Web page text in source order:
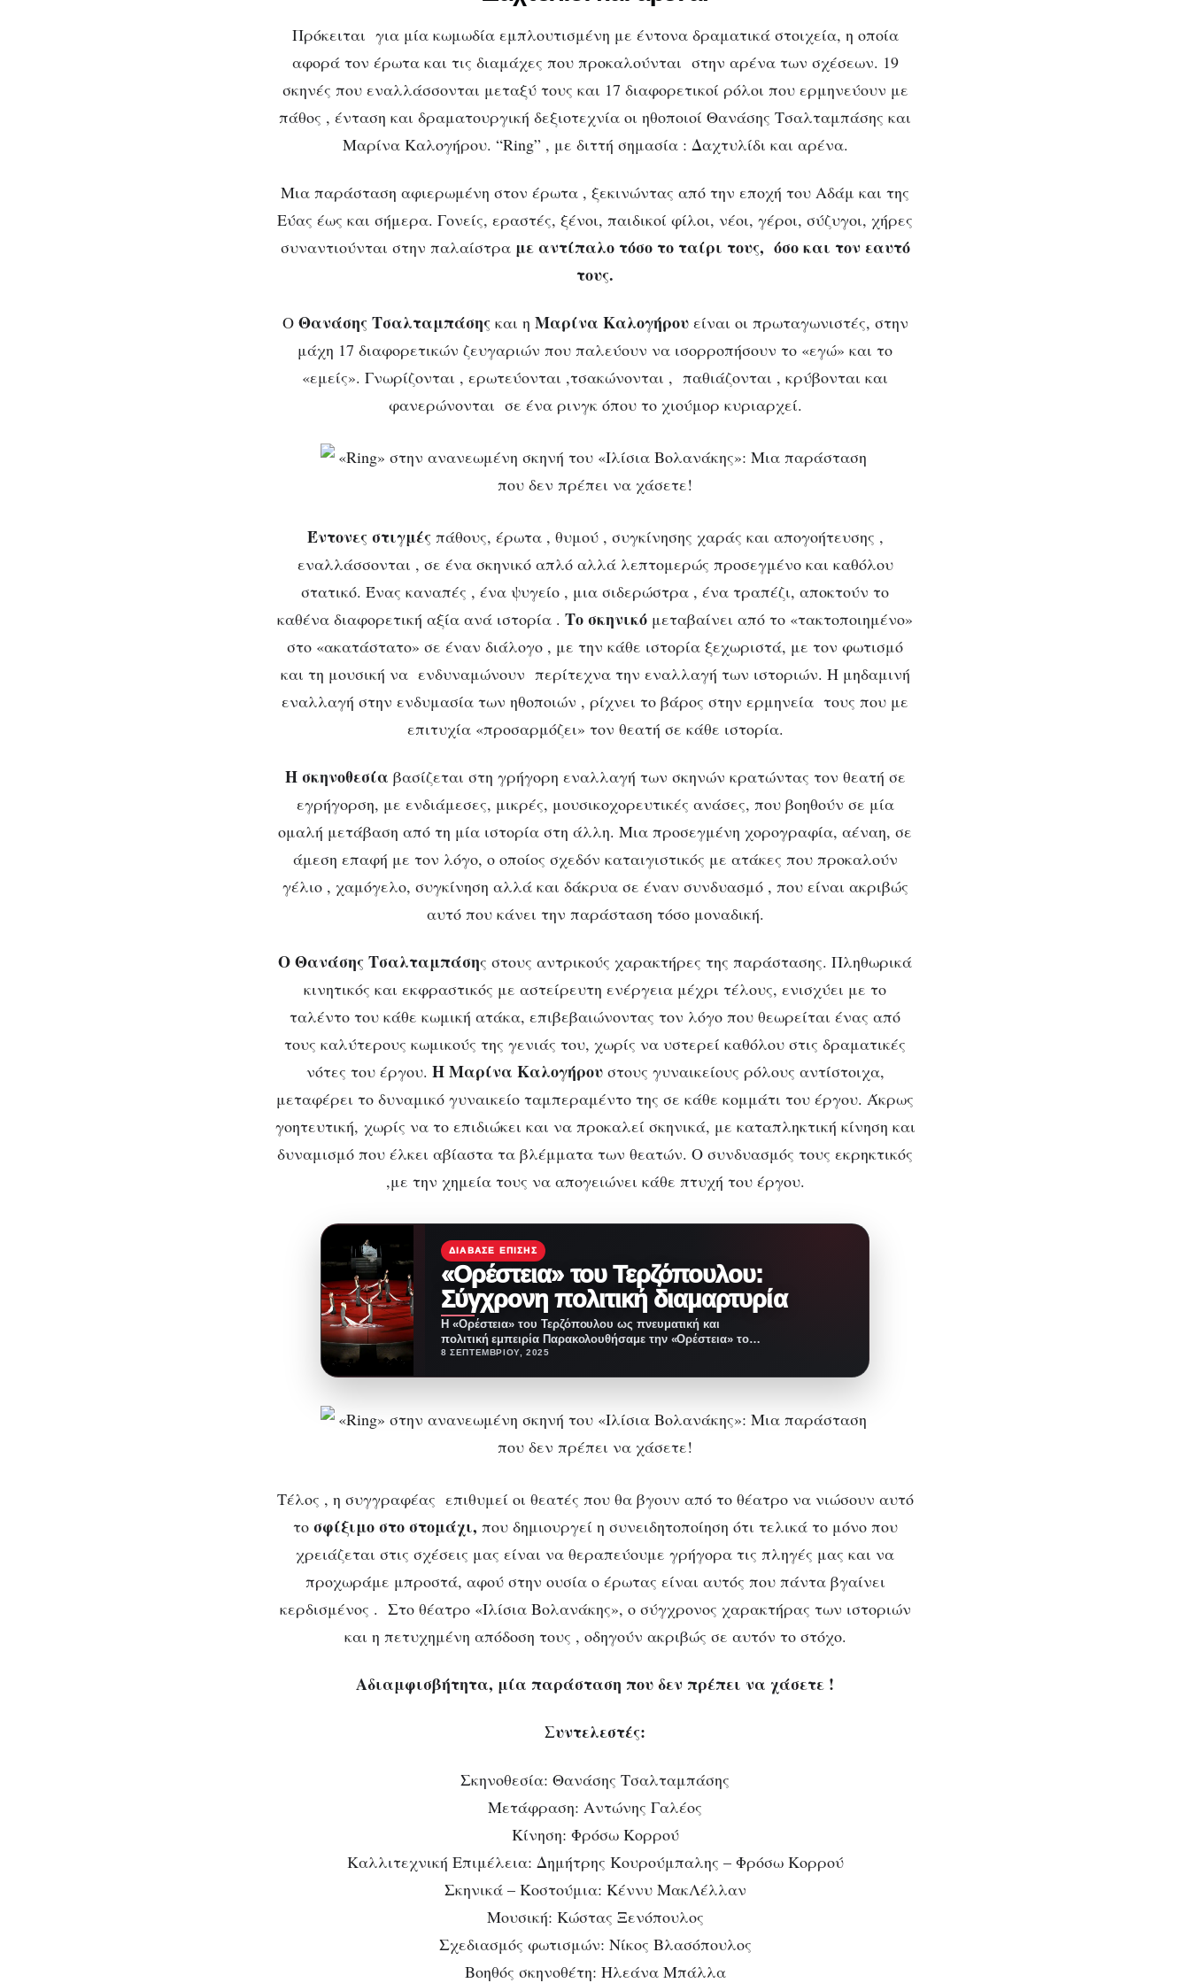
Πρόκειται για μία κωμωδία εμπλουτισμένη με έντονα δραματικά στοιχεία, η οποία
αφορά τον έρωτα και τις διαμάχες που προκαλούνται στην αρένα των σχέσεων. 19
σκηνές που εναλλάσσονται μεταξύ τους και 17 διαφορετικοί ρόλοι που ερμηνεύουν με
πάθος , ένταση και δραματουργική δεξιοτεχνία οι ηθοποιοί Θανάσης Τσαλταμπάσης και
Μαρίνα Καλογήρου. “Ring” , με διττή σημασία : Δαχτυλίδι και αρένα.
Μια παράσταση αφιερωμένη στον έρωτα , ξεκινώντας από την εποχή του Αδάμ και της
Εύας έως και σήμερα. Γονείς, εραστές, ξένοι, παιδικοί φίλοι, νέοι, γέροι, σύζυγοι, χήρες
συναντιούνται στην παλαίστρα με αντίπαλο τόσο το ταίρι τους, όσο και τον εαυτό
τους.
Ο Θανάσης Τσαλταμπάσηςκαι η Μαρίνα Καλογήρουείναι οι πρωταγωνιστές, στην
μάχη 17 διαφορετικών ζευγαριών που παλεύουν να ισορροπήσουν το «εγώ» και το
«εμείς». Γνωρίζονται , ερωτεύονται ,τσακώνονται , παθιάζονται , κρύβονται και
φανερώνονται σε ένα ρινγκ όπου το χιούμορ κυριαρχεί.
Έντονες στιγμέςπάθους, έρωτα , θυμού , συγκίνησης χαράς και απογοήτευσης ,
εναλλάσσονται , σε ένα σκηνικό απλό αλλά λεπτομερώς προσεγμένο και καθόλου
στατικό. Ένας καναπές , ένα ψυγείο , μια σιδερώστρα , ένα τραπέζι, αποκτούν το
καθένα διαφορετική αξία ανά ιστορία . Το σκηνικό μεταβαίνει από το «τακτοποιημένο»
στο «ακατάστατο» σε έναν διάλογο , με την κάθε ιστορία ξεχωριστά, με τον φωτισμό
και τη μουσική να ενδυναμώνουν περίτεχνα την εναλλαγή των ιστοριών. Η μηδαμινή
εναλλαγή στην ενδυμασία των ηθοποιών , ρίχνει το βάρος στην ερμηνεία τους που με
επιτυχία «προσαρμόζει» τον θεατή σε κάθε ιστορία.
Η σκηνοθεσία βασίζεται στη γρήγορη εναλλαγή των σκηνών κρατώντας τον θεατή σε
εγρήγορση, με ενδιάμεσες, μικρές, μουσικοχορευτικές ανάσες, που βοηθούν σε μία
ομαλή μετάβαση από τη μία ιστορία στη άλλη. Μια προσεγμένη χορογραφία, αέναη, σε
άμεση επαφή με τον λόγο, ο οποίος σχεδόν καταιγιστικός με ατάκες που προκαλούν
γέλιο , χαμόγελο, συγκίνηση αλλά και δάκρυα σε έναν συνδυασμό , που είναι ακριβώς
αυτό που κάνει την παράσταση τόσο μοναδική.
Ο Θανάσης Τσαλταμπάσης στους αντρικούς χαρακτήρες της παράστασης. Πληθωρικά
κινητικός και εκφραστικός με αστείρευτη ενέργεια μέχρι τέλους, ενισχύει με το
ταλέντο του κάθε κωμική ατάκα, επιβεβαιώνοντας τον λόγο που θεωρείται ένας από
τους καλύτερους κωμικούς της γενιάς του, χωρίς να υστερεί καθόλου στις δραματικές
νότες του έργου. Η Μαρίνα Καλογήρουστους γυναικείους ρόλους αντίστοιχα,
μεταφέρει το δυναμικό γυναικείο ταμπεραμέντο της σε κάθε κομμάτι του έργου. Άκρως
γοητευτική, χωρίς να το επιδιώκει και να προκαλεί σκηνικά, με καταπληκτική κίνηση και
δυναμισμό που έλκει αβίαστα τα βλέμματα των θεατών. Ο συνδυασμός τους εκρηκτικός
,με την χημεία τους να απογειώνει κάθε πτυχή του έργου.
ΔΙΆΒΑΣΕ ΕΠΊΣΗΣ
«Ορέστεια» του Τερζόπουλου:
Σύγχρονη πολιτική διαμαρτυρία
Η «Ορέστεια» του Τερζόπουλου ως πνευματική και
πολιτική εμπειρία Παρακολουθήσαμε την «Ορέστεια» του
Τερζόπουλου στο Αρχαίο…
8 ΣΕΠΤΕΜΒΡΊΟΥ, 2025
Τέλος , η συγγραφέας επιθυμεί οι θεατές που θα βγουν από το θέατρο να νιώσουν αυτό
το σφίξιμο στο στομάχι, που δημιουργεί η συνειδητοποίηση ότι τελικά το μόνο που
χρειάζεται στις σχέσεις μας είναι να θεραπεύουμε γρήγορα τις πληγές μας και να
προχωράμε μπροστά, αφού στην ουσία ο έρωτας είναι αυτός που πάντα βγαίνει
κερδισμένος . Στο θέατρο «Ιλίσια Βολανάκης», ο σύγχρονος χαρακτήρας των ιστοριών
και η πετυχημένη απόδοση τους , οδηγούν ακριβώς σε αυτόν το στόχο.
Αδιαμφισβήτητα, μία παράσταση που δεν πρέπει να χάσετε !
Συντελεστές:
Σκηνοθεσία: Θανάσης Τσαλταμπάσης
Μετάφραση: Αντώνης Γαλέος
Κίνηση: Φρόσω Κορρού
Καλλιτεχνική Επιμέλεια: Δημήτρης Κουρούμπαλης – Φρόσω Κορρού
Σκηνικά – Κοστούμια: Κέννυ ΜακΛέλλαν
Μουσική: Κώστας Ξενόπουλος
Σχεδιασμός φωτισμών: Νίκος Βλασόπουλος
Βοηθός σκηνοθέτη: Ηλεάνα Μπάλλα